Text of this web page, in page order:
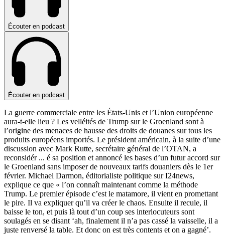
Écouter en podcast
Écouter en podcast
La guerre commerciale entre les États-Unis et l’Union européenne
aura-t-elle lieu ? Les velléités de Trump sur le Groenland sont à
l’origine des menaces de hausse des droits de douanes sur tous les
produits européens importés. Le président américain, à la suite d’une
discussion avec Mark Rutte, secrétaire général de l’OTAN, a
reconsidér ... é sa position et annoncé les bases d’un futur accord sur
le Groenland sans imposer de nouveaux tarifs douaniers dès le 1er
février. Michael Darmon, éditorialiste politique sur I24news,
explique ce que « l’on connaît maintenant comme la méthode
Trump. Le premier épisode c’est le matamore, il vient en promettant
le pire. Il va expliquer qu’il va créer le chaos. Ensuite il recule, il
baisse le ton, et puis là tout d’un coup ses interlocuteurs sont
soulagés en se disant ‘ah, finalement il n’a pas cassé la vaisselle, il a
juste renversé la table. Et donc on est très contents et on a gagné’.